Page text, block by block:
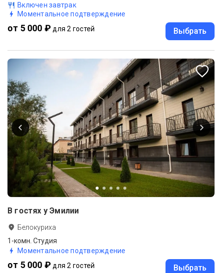
Включен завтрак
Моментальное подтверждение
от 5 000 ₽ для 2 гостей Выбрать
В гостях у Эмилии
Белокуриха
1-комн. Студия
Моментальное подтверждение
от 5 000 ₽ для 2 гостей Выбрать